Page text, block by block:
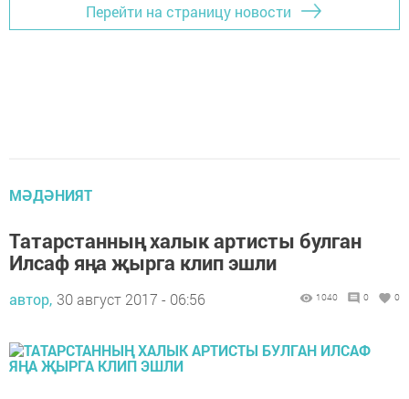
Перейти на страницу новости
МӘДӘНИЯТ
Татарстанның халык артисты булган
Илсаф яңа җырга клип эшли
автор, 30 август 2017 - 06:56 1040 0 0